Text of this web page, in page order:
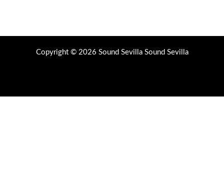
Copyright © 2026 Sound Sevilla Sound Sevilla